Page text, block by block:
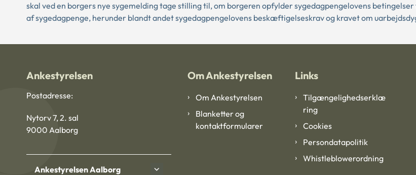
skal ved en borgers nye sygemelding tage stilling til, om borgeren opfylder sygedagpengelovens
af sygedagpenge, herunder blandt andet sygedagpengelovens beskæftigelseskrav og kravet om
Ankestyrelsen
Postadresse:
Nytorv 7, 2. sal
9000 Aalborg
Ankestyrelsen Aalborg
Om Ankestyrelsen
Om Ankestyrelsen
Blanketter og
kontaktformularer
Links
Tilgængelighedserklæ
ring
Cookies
Persondatapolitik
Whistleblowerordning